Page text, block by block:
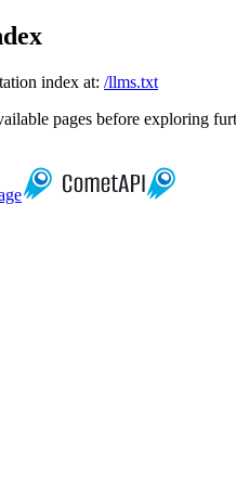
index at: /llms.txt
pages before exploring